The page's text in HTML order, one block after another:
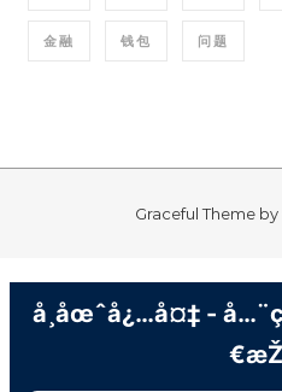
金融 钱包 问题
Graceful Theme by